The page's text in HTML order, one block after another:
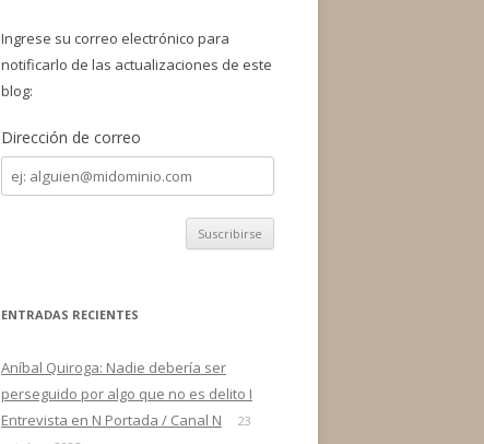
rIngrese su correo electrónico para
notificarlo de las actualizaciones de este
blog:
Dirección de correo
Dirección
de
correo
ENTRADAS RECIENTES
Aníbal Quiroga: Nadie debería ser
perseguido por algo que no es delito I
Entrevista en N Portada / Canal N
23